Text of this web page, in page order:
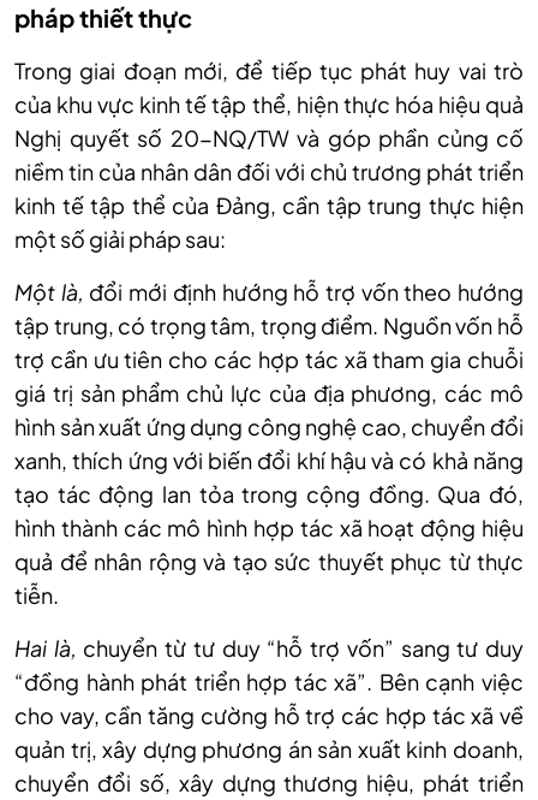
pháp thiết thực
Trong giai đoạn mới, để tiếp tục phát huy vai trò
của khu vực kinh tế tập thể, hiện thực hóa hiệu quả
Nghị quyết số 20-NQ/TW và góp phần củng cố
niềm tin của nhân dân đối với chủ trương phát triển
kinh tế tập thể của Đảng, cần tập trung thực hiện
một số giải pháp sau:
Một là, đổi mới định hướng hỗ trợ vốn theo hướng
tập trung, có trọng tâm, trọng điểm. Nguồn vốn hỗ
trợ cần ưu tiên cho các hợp tác xã tham gia chuỗi
giá trị sản phẩm chủ lực của địa phương, các mô
hình sản xuất ứng dụng công nghệ cao, chuyển đổi
xanh, thích ứng với biến đổi khí hậu và có khả năng
tạo tác động lan tỏa trong cộng đồng. Qua đó,
hình thành các mô hình hợp tác xã hoạt động hiệu
quả để nhân rộng và tạo sức thuyết phục từ thực
tiễn.
Hai là, chuyển từ tư duy “hỗ trợ vốn” sang tư duy
“đồng hành phát triển hợp tác xã”. Bên cạnh việc
cho vay, cần tăng cường hỗ trợ các hợp tác xã về
quản trị, xây dựng phương án sản xuất kinh doanh,
chuyển đổi số, xây dựng thương hiệu, phát triển